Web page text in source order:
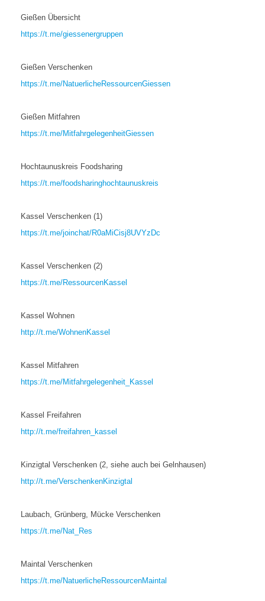
Gießen Übersicht
https://t.me/giessenergruppen
Gießen Verschenken
https://t.me/NatuerlicheRessourcenGiessen
Gießen Mitfahren
https://t.me/MitfahrgelegenheitGiessen
Hochtaunuskreis Foodsharing
https://t.me/foodsharinghochtaunuskreis
Kassel Verschenken (1)
https://t.me/joinchat/R0aMiCisj8UVYzDc
Kassel Verschenken (2)
https://t.me/RessourcenKassel
Kassel Wohnen
http://t.me/WohnenKassel
Kassel Mitfahren
https://t.me/Mitfahrgelegenheit_Kassel
Kassel Freifahren
http://t.me/freifahren_kassel
Kinzigtal Verschenken (2, siehe auch bei Gelnhausen)
http://t.me/VerschenkenKinzigtal
Laubach, Grünberg, Mücke Verschenken
https://t.me/Nat_Res
Maintal Verschenken
https://t.me/NatuerlicheRessourcenMaintal